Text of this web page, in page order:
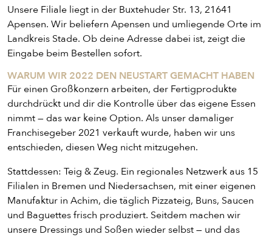
PIZZA
CALZONE
BAGUETTE
Unsere Filiale liegt in der Buxtehuder Str. 13, 21641
Apensen. Wir beliefern Apensen und umliegende Orte im
Landkreis Stade. Ob deine Adresse dabei ist, zeigt die
Eingabe beim Bestellen sofort.
WARUM WIR 2022 DEN NEUSTART GEMACHT HABEN
Für einen Großkonzern arbeiten, der Fertigprodukte
durchdrückt und dir die Kontrolle über das eigene Essen
nimmt — das war keine Option. Als unser damaliger
Franchisegeber 2021 verkauft wurde, haben wir uns
entschieden, diesen Weg nicht mitzugehen.
Stattdessen: Teig & Zeug. Ein regionales Netzwerk aus 15
Filialen in Bremen und Niedersachsen, mit einer eigenen
Manufaktur in Achim, die täglich Pizzateig, Buns, Saucen
und Baguettes frisch produziert. Seitdem machen wir
unsere Dressings und Soßen wieder selbst — und das